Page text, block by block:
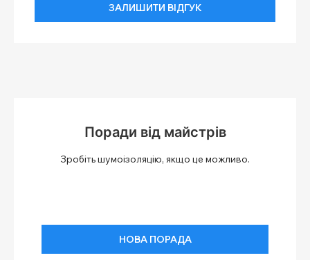
ЗАЛИШИТИ ВІДГУК
Поради від майстрів
Зробіть шумоізоляцію, якщо це можливо.
НОВА ПОРАДА